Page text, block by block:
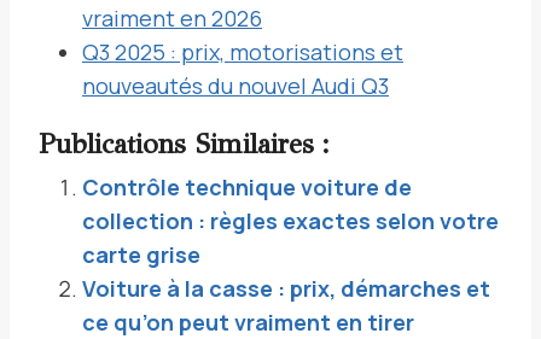
vraiment en 2026
Q3 2025 : prix, motorisations et
nouveautés du nouvel Audi Q3
Publications Similaires :
Contrôle technique voiture de
collection : règles exactes selon votre
carte grise
Voiture à la casse : prix, démarches et
ce qu’on peut vraiment en tirer